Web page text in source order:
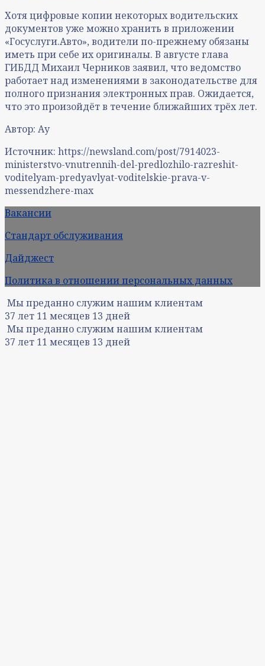
Хотя цифровые копии некоторых водительских
документов уже можно хранить в приложении
«Госуслуги.Авто», водители по-прежнему обязаны
иметь при себе их оригиналы. В августе глава
ГИБДД Михаил Черников заявил, что ведомство
работает над изменениями в законодательстве для
полного признания электронных прав. Ожидается,
что это произойдёт в течение ближайших трёх лет.
Автор: Ау
Источник: https://newsland.com/post/7914023-
ministerstvo-vnutrennih-del-predlozhilo-razreshit-
voditelyam-predyavlyat-voditelskie-prava-v-
messendzhere-max
Вакансии
Стандарт обслуживания
Дайджест
Политика в отношении персональных данных
Мы преданно служим нашим клиентам
37 лет 11 месяцев 13 дней
Мы преданно служим нашим клиентам
37 лет 11 месяцев 13 дней